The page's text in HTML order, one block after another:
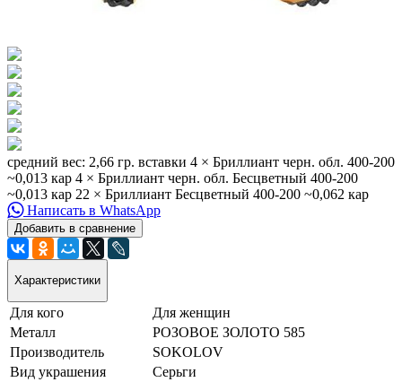
средний вес: 2,66 гр. вставки 4 × Бриллиант черн. обл. 400-200
~0,013 кар 4 × Бриллиант черн. обл. Бесцветный 400-200
~0,013 кар 22 × Бриллиант Бесцветный 400-200 ~0,062 кар
Написать в WhatsApp
Добавить в сравнение
Характеристики
Для кого
Для женщин
Металл
РОЗОВОЕ ЗОЛОТО 585
Производитель
SOKOLOV
Вид украшения
Серьги